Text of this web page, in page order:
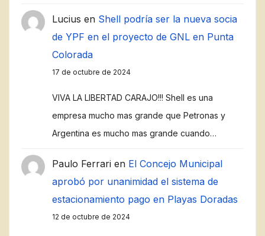
Lucius en Shell podría ser la nueva socia
de YPF en el proyecto de GNL en Punta
Colorada
17 de octubre de 2024
VIVA LA LIBERTAD CARAJO!!! Shell es una
empresa mucho mas grande que Petronas y
Argentina es mucho mas grande cuando…
Paulo Ferrari en El Concejo Municipal
aprobó por unanimidad el sistema de
estacionamiento pago en Playas Doradas
12 de octubre de 2024